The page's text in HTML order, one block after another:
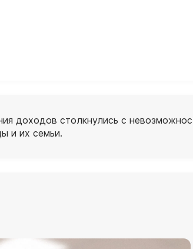
доходов столкнулись с
и их семьи.